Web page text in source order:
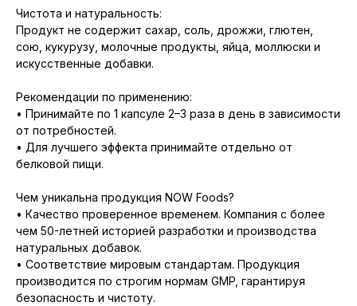
Чистота и натуральность:
Продукт не содержит сахар, соль, дрожжи, глютен,
сою, кукурузу, молочные продукты, яйца, моллюски и
искусственные добавки.
Рекомендации по применению:
• Принимайте по 1 капсуле 2–3 раза в день в зависимости
от потребностей.
• Для лучшего эффекта принимайте отдельно от
белковой пищи.
Чем уникальна продукция NOW Foods?
• Качество проверенное временем. Компания с более
чем 50-летней историей разработки и производства
натуральных добавок.
• Соответствие мировым стандартам. Продукция
производится по строгим нормам GMP, гарантируя
безопасность и чистоту.